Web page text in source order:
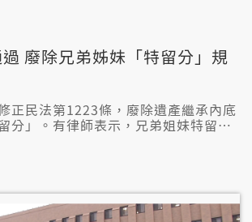
廢除兄弟姊妹「特留分」規
正民法第1223條，廢除遺產繼承內底
分」。有律師表示，兄弟姐妹特留分
重要的代誌。